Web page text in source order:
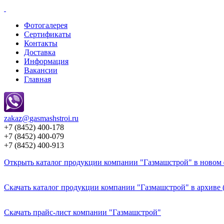
Фотогалерея
Сертификаты
Контакты
Доставка
Информация
Вакансии
Главная
zakaz@gasmashstroi.ru
+7 (8452) 400-178
+7 (8452) 400-079
+7 (8452) 400-913
Открыть каталог продукции компании "Газмашстрой" в
Скачать каталог продукции компании "Газмашстрой" в архиве
Скачать прайс-лист компании "Газмашстрой"